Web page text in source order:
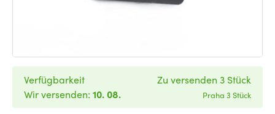
Verfügbarkeit
Wir versenden: 10. 08.
Zu versenden 3 Stück
Praha 3 Stück